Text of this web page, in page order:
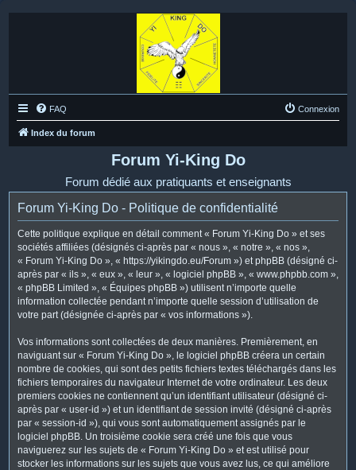
FAQ Connexion
Index du forum
Forum Yi-King Do
Forum dédié aux pratiquants et enseignants
Forum Yi-King Do - Politique de confidentialité
Cette politique explique en détail comment « Forum Yi-King Do » et ses
sociétés affiliées (désignés ci-après par « nous », « notre », « nos »,
« Forum Yi-King Do », « https://yikingdo.eu/Forum ») et phpBB (désigné ci-
après par « ils », « eux », « leur », « logiciel phpBB », « www.phpbb.com »,
« phpBB Limited », « Équipes phpBB ») utilisent n’importe quelle
information collectée pendant n’importe quelle session d’utilisation de
votre part (désignée ci-après par « vos informations »).
Vos informations sont collectées de deux manières. Premièrement, en
naviguant sur « Forum Yi-King Do », le logiciel phpBB créera un certain
nombre de cookies, qui sont des petits fichiers textes téléchargés dans les
fichiers temporaires du navigateur Internet de votre ordinateur. Les deux
premiers cookies ne contiennent qu’un identifiant utilisateur (désigné ci-
après par « user-id ») et un identifiant de session invité (désigné ci-après
par « session-id »), qui vous sont automatiquement assignés par le
logiciel phpBB. Un troisième cookie sera créé une fois que vous
naviguerez sur les sujets de « Forum Yi-King Do » et est utilisé pour
stocker les informations sur les sujets que vous avez lus, ce qui améliore